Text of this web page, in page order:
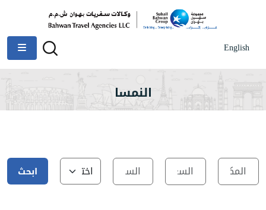
English
النمسا
ابحث